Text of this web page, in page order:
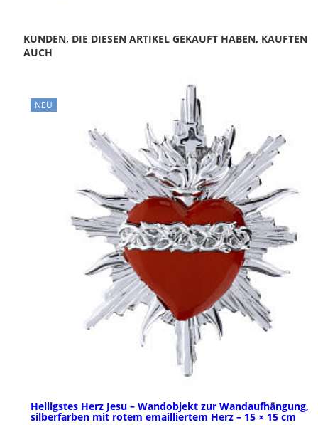
KUNDEN, DIE DIESEN ARTIKEL GEKAUFT HABEN, KAUFTEN
AUCH
NEU
Heiligstes Herz Jesu – Wandobjekt zur Wandaufhängung,
silberfarben mit rotem emailliertem Herz – 15 × 15 cm